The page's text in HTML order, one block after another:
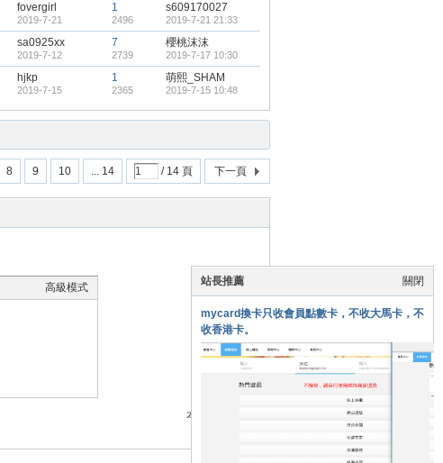
fovergirl
2019-7-21
1
2496
s609170027
2019-7-21 21:33
sa0925xx
2019-7-12
7
2739
櫻桃沫沫
2019-7-17 10:30
hjkp
2019-7-15
1
2365
萌熙_SHAM
2019-7-15 10:48
8 9 10 ... 14 / 14 頁 下一頁
高級模式
本版積分規則
關閉
站長推薦
mycard換卡只收會員點數卡，不收大馬卡，不
收香港卡。